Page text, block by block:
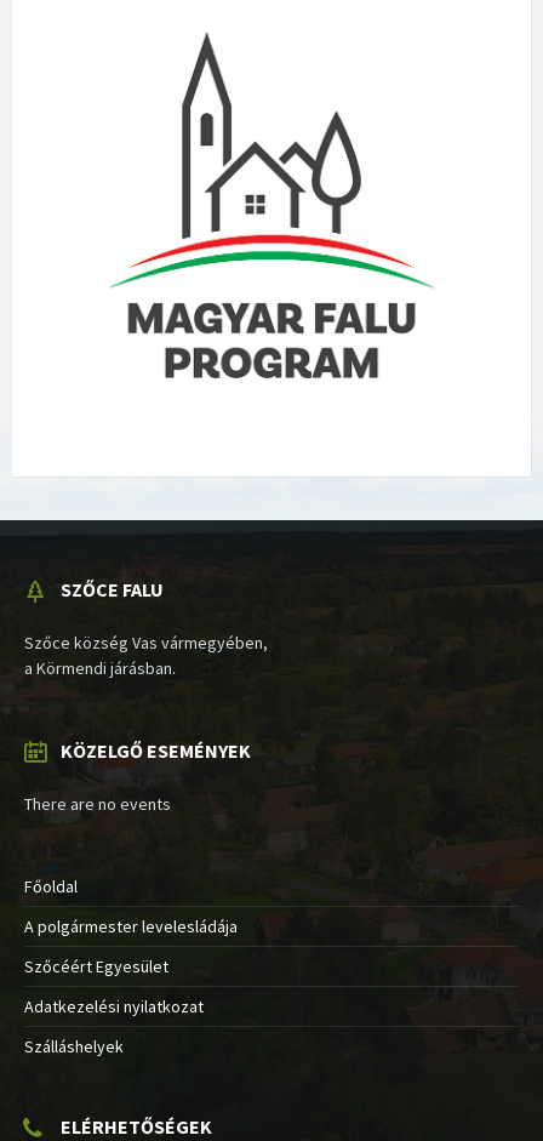
SZŐCE FALU
Szőce község Vas vármegyében,
a Körmendi járásban.
KÖZELGŐ ESEMÉNYEK
There are no events
Főoldal
A polgármester levelesládája
Szőcéért Egyesület
Adatkezelési nyilatkozat
Szálláshelyek
ELÉRHETŐSÉGEK